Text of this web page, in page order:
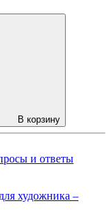
В корзину
и ответы
художника –